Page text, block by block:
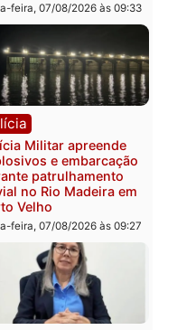
sexta-feira, 07/08/2026 às
Polícia
Polícia Civil deflagra
operação contra facção
criminosa que atacava
provedores de internet
Rondônia
sexta-feira, 07/08/2026 às